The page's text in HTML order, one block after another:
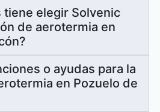
tiene elegir Solvenic
de aerotermia en
o ayudas para la
en Pozuelo de